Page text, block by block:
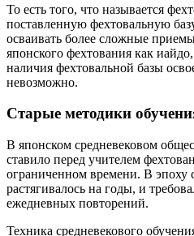
То есть того, что называется
поставленную фехтовальную
осваивать более сложные
японского фехтования как
наличия фехтовальной базы
невозможно.
Старые методики
В японском средневековом
ставило перед учителем
ограниченном времени. В эпоху
растягивалось на годы, и
ежедневных повторений.
Техника средневекового